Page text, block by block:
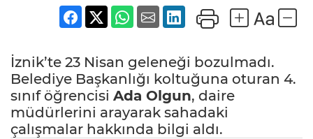
İznik’te 23 Nisan geleneği bozulmadı.
Belediye Başkanlığı koltuğuna oturan 4.
sınıf öğrencisi Ada Olgun, daire
müdürlerini arayarak sahadaki
çalışmalar hakkında bilgi aldı.